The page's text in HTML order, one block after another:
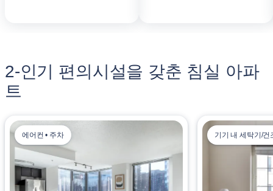
2-인기 편의시설을 갖춘 침실 아파
트
에어컨 • 주차 기기 내 세탁기/건